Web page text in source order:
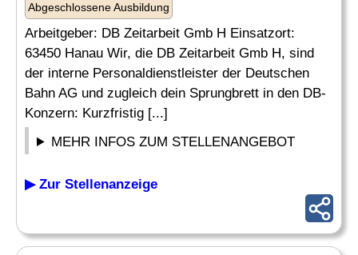
Abgeschlossene Ausbildung
Arbeitgeber: DB Zeitarbeit Gmb H Einsatzort:
63450 Hanau Wir, die DB Zeitarbeit Gmb H, sind
der interne Personaldienstleister der Deutschen
Bahn AG und zugleich dein Sprungbrett in den DB-
Konzern: Kurzfristig [...]
MEHR INFOS ZUM STELLENANGEBOT
▶ Zur Stellenanzeige